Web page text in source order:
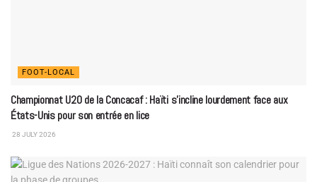
FOOT-LOCAL
Championnat U20 de la Concacaf : Haïti s’incline lourdement face aux
États-Unis pour son entrée en lice
28 JULY 2026